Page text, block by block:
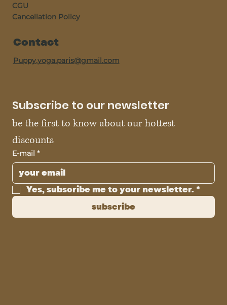
CGU
Cancellation Policy
Contact
Puppy.yoga.paris@gmail.com
Subscribe to our newsletter
be the first to know about our hottest
discounts
E-mail *
Yes, subscribe me to your newsletter. *
subscribe